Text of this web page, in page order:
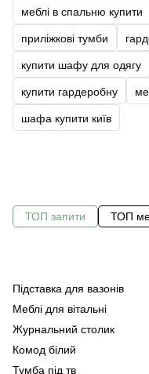
меблі в спальню купити
приліжкові тумби
купити шафу для одягу
купити гардеробну
шафа купити київ
ТОП запити ТОП
Підставка для вазонів
Меблі для вітальні
Журнальний столик
Комод білий
Тумба під тв